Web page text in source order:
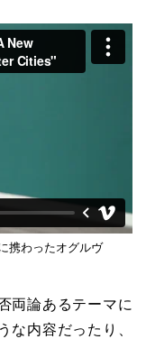
携わったオグルヴ
両論あるテーマに
な内容だったり、